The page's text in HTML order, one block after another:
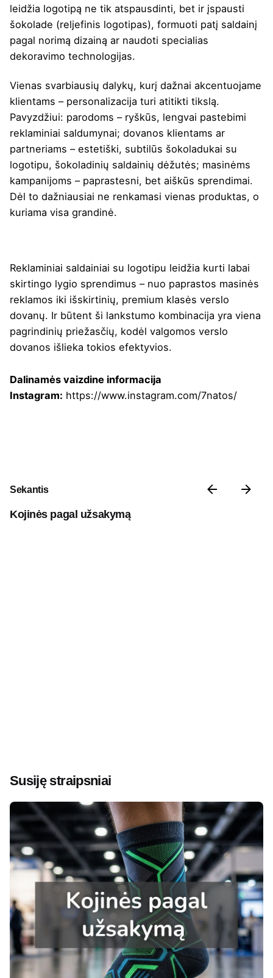
leidžia logotipą ne tik atspausdinti, bet ir įspausti
šokolade (reljefinis logotipas), formuoti patį saldainį
pagal norimą dizainą ar naudoti specialias
dekoravimo technologijas.
Vienas svarbiausių dalykų, kurį dažnai akcentuojame
klientams – personalizacija turi atitikti tikslą.
Pavyzdžiui: parodoms – ryškūs, lengvai pastebimi
reklaminiai saldumynai; dovanos klientams ar
partneriams – estetiški, subtilūs šokoladukai su
logotipu, šokoladinių saldainių dėžutės; masinėms
kampanijoms – paprastesni, bet aiškūs sprendimai.
Dėl to dažniausiai ne renkamasi vienas produktas, o
kuriama visa grandinė.
Reklaminiai saldainiai su logotipu leidžia kurti labai
skirtingo lygio sprendimus – nuo paprastos masinės
reklamos iki išskirtinių, premium klasės verslo
dovanų. Ir būtent ši lankstumo kombinacija yra viena
pagrindinių priežasčių, kodėl valgomos verslo
dovanos išlieka tokios efektyvios.
Dalinamės vaizdine informacija
Instagram: https://www.instagram.com/7natos/
Sekantis
Kojinės pagal užsakymą
Susiję straipsniai